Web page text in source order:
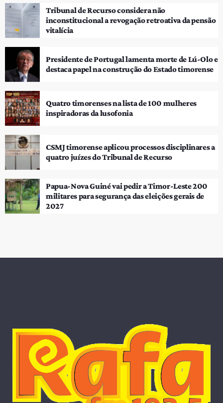
Tribunal de Recurso considera não
inconstitucional a revogação retroativa da pensão
vitalícia
Presidente de Portugal lamenta morte de Lú-Olo e
destaca papel na construção do Estado timorense
Quatro timorenses na lista de 100 mulheres
inspiradoras da lusofonia
CSMJ timorense aplicou processos disciplinares a
quatro juízes do Tribunal de Recurso
Papua-Nova Guiné vai pedir a Timor-Leste 200
militares para segurança das eleições gerais de
2027